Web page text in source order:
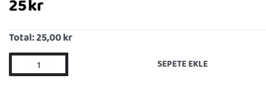
25kr
Total:25,00 kr
SEPETE EKLE